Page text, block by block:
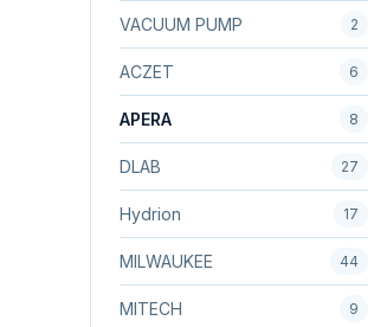
VACUUM PUMP 2
ACZET 6
APERA 8
DLAB 27
Hydrion 17
MILWAUKEE 44
MITECH 9